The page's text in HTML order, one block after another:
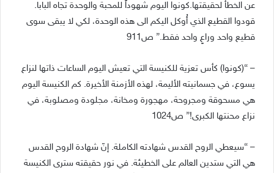
عن الخطأ لحقيقتها.كونوا اليوم شهوداً للمحبة والوحدة تجاه البابا.
قودوا القطيع الذي أُوكل اليكم الى هذه الوحدة، لكي لا يبقى سوى
قطيع واحد وراعٍ واحد فقط.” ص911
– “(كونوا) كأس تعزية للكنيسة التي تعيش اليوم الساعات ذاتها لنزاع
يسوع، في جسمانيته الأليمة، لهذه الأزمنة الأخيرة. كم الكنيسة اليوم
هي مسحوقة ومجروحة، مهجورة ومخانة، مجلودة ومصلوبة، في
نزاع محنتها الكبرى!” ص1024
– “سيعطي الروح القدس شهادته الكاملة. إنّ شهادة الروح القدس
هي التي ستدين العالم على الخطيئة. في نور حقيقته سترى الكنيسة